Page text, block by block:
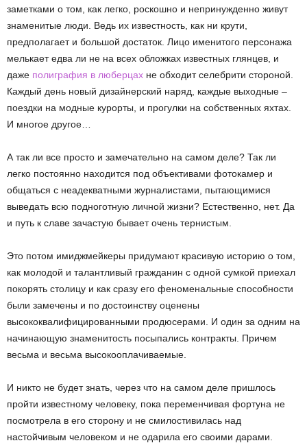
заметками о том, как легко, роскошно и непринужденно живут
знаменитые люди. Ведь их известность, как ни крути,
предполагает и большой достаток. Лицо именитого персонажа
мелькает едва ли не на всех обложках известных глянцев, и
даже полиграфия в люберцах не обходит селебрити стороной.
Каждый день новый дизайнерский наряд, каждые выходные –
поездки на модные курорты, и прогулки на собственных яхтах.
И многое другое…
А так ли все просто и замечательно на самом деле? Так ли
легко постоянно находится под объективами фотокамер и
общаться с неадекватными журналистами, пытающимися
выведать всю подноготную личной жизни? Естественно, нет. Да
и путь к славе зачастую бывает очень тернистым.
Это потом имиджмейкеры придумают красивую историю о том,
как молодой и талантливый гражданин с одной сумкой приехал
покорять столицу и как сразу его феноменальные способности
были замечены и по достоинству оценены
высококвалифицированными продюсерами. И один за одним на
начинающую знаменитость посыпались контракты. Причем
весьма и весьма высокооплачиваемые.
И никто не будет знать, через что на самом деле пришлось
пройти известному человеку, пока переменчивая фортуна не
посмотрела в его сторону и не смилостивилась над
настойчивым человеком и не одарила его своими дарами.